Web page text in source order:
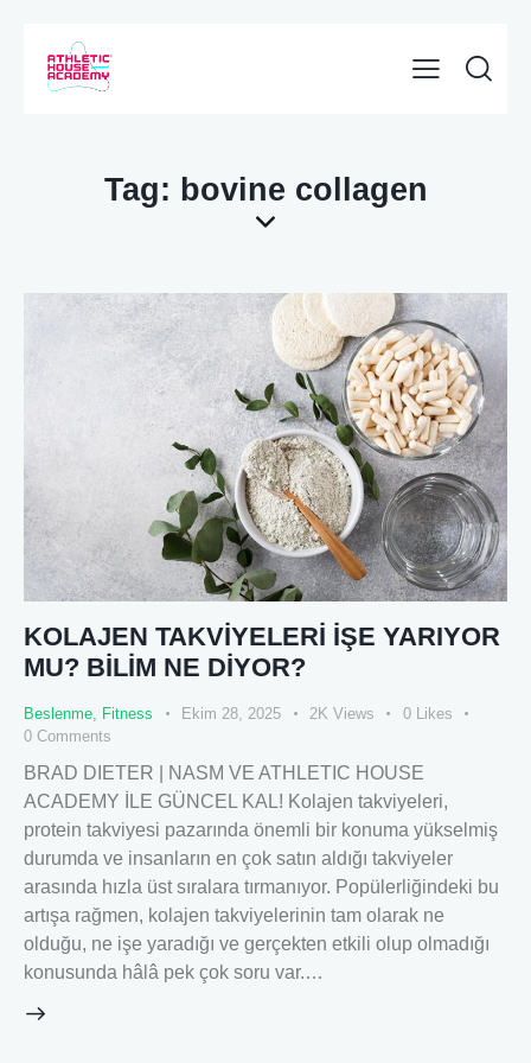
Tag: bovine collagen
KOLAJEN TAKVİYELERİ İŞE YARIYOR
MU? BİLİM NE DİYOR?
Beslenme, Fitness Ekim 28, 2025 2K Views 0 Likes
0 Comments
BRAD DIETER | NASM VE ATHLETIC HOUSE
ACADEMY İLE GÜNCEL KAL! Kolajen takviyeleri,
protein takviyesi pazarında önemli bir konuma yükselmiş
durumda ve insanların en çok satın aldığı takviyeler
arasında hızla üst sıralara tırmanıyor. Popülerliğindeki bu
artışa rağmen, kolajen takviyelerinin tam olarak ne
olduğu, ne işe yaradığı ve gerçekten etkili olup olmadığı
konusunda hâlâ pek çok soru var.…